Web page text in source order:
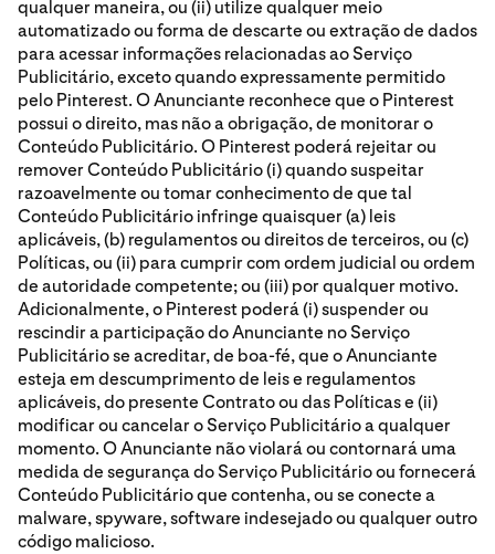
qualquer maneira, ou (ii) utilize qualquer meio
automatizado ou forma de descarte ou extração de dados
para acessar informações relacionadas ao Serviço
Publicitário, exceto quando expressamente permitido
pelo Pinterest. O Anunciante reconhece que o Pinterest
possui o direito, mas não a obrigação, de monitorar o
Conteúdo Publicitário. O Pinterest poderá rejeitar ou
remover Conteúdo Publicitário (i) quando suspeitar
razoavelmente ou tomar conhecimento de que tal
Conteúdo Publicitário infringe quaisquer (a) leis
aplicáveis, (b) regulamentos ou direitos de terceiros, ou (c)
Políticas, ou (ii) para cumprir com ordem judicial ou ordem
de autoridade competente; ou (iii) por qualquer motivo.
Adicionalmente, o Pinterest poderá (i) suspender ou
rescindir a participação do Anunciante no Serviço
Publicitário se acreditar, de boa-fé, que o Anunciante
esteja em descumprimento de leis e regulamentos
aplicáveis, do presente Contrato ou das Políticas e (ii)
modificar ou cancelar o Serviço Publicitário a qualquer
momento. O Anunciante não violará ou contornará uma
medida de segurança do Serviço Publicitário ou fornecerá
Conteúdo Publicitário que contenha, ou se conecte a
malware, spyware, software indesejado ou qualquer outro
código malicioso.